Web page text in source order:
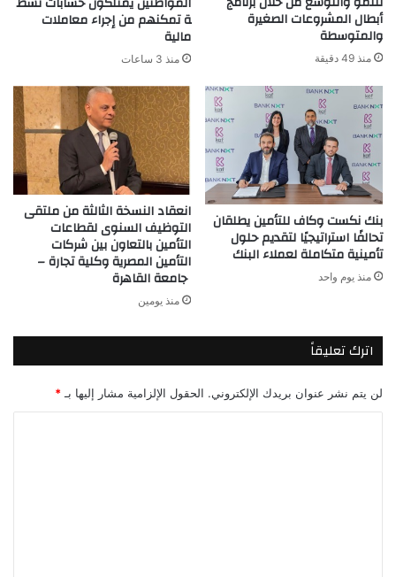
أبطال المشروعات الصغيرة
والمتوسطة
منذ 49 دقيقة
ة تمكنهم من إجراء معاملات
مالية
منذ 3 ساعات
بنك نكست وكاف للتأمين يطلقان
تحالفًا استراتيجيًا لتقديم حلول
تأمينية متكاملة لعملاء البنك
منذ يوم واحد
انعقاد النسخة الثالثة من ملتقى
التوظيف السنوى لقطاعات
التأمين بالتعاون بين شركات
التأمين المصرية وكلية تجارة –
جامعة القاهرة
منذ يومين
اترك تعليقاً
لن يتم نشر عنوان بريدك الإلكتروني. الحقول الإلزامية مشار إليها بـ *